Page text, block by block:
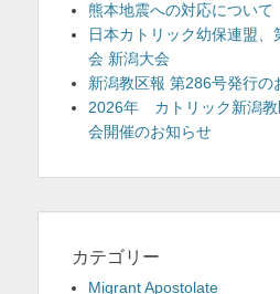
熊本地震への対応について
日本カトリック幼保連盟
会 新潟大会
新潟教区報 第286号発行の
2026年 カトリック新潟
会開催のお知らせ
カテゴリー
Migrant Apostolate